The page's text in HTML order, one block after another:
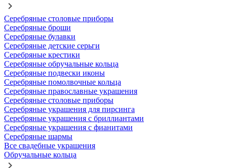
Серебряные столовые приборы
Серебряные броши
Серебряные булавки
Серебряные детские серьги
Серебряные крестики
Серебряные обручальные кольца
Серебряные подвески иконы
Серебряные помолвочные кольца
Серебряные православные украшения
Серебряные столовые приборы
Серебряные украшения для пирсинга
Серебряные украшения с бриллиантами
Серебряные украшения с фианитами
Серебряные шармы
Все свадебные украшения
Обручальные кольца